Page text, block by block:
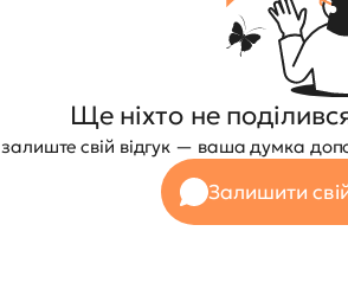
Ще ніхто не
свій відгук — ваша думка
Залишити